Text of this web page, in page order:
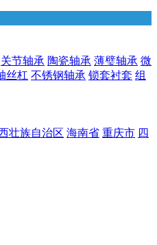
关节轴承 陶瓷轴承 薄璧轴承 微
丝杠 不锈钢轴承 锁套衬套 组
壮族自治区 海南省 重庆市 四